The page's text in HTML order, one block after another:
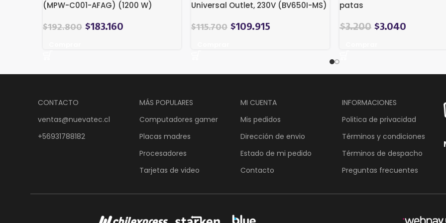
(MPW-C001-AFAG) (1200 W)
$192.800 $183.160
Universal Outlet, 230V (BV650I-MS)
$115.700 $109.915
patas
El
era:
$4.480.
$3.200El
$3.200.
$3.040
CONTACTO
ventas@nuevatec.cl
+56931788182
MÁS POPULARES
Computadores gamer
Placas madres
Procesadores
Tarjetas de video
MI CUENTA
Mis pedidos
Dirección de envio
Estado de mi pedido
Contacto
INFORMACIONES
Politica de privacidad
Términos y condiciones
Términos de despacho
Preguntas frecuentes